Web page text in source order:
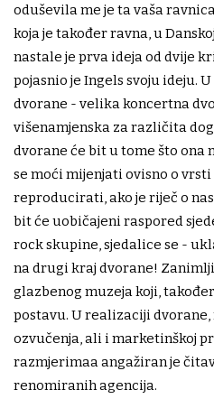
oduševila me je ta vaša
koja je također ravna, u
nastale je prva ideja od dvije
pojasnio je Ingels svoju ideju.
dvorane - velika koncertna
višenamjenska za različita
dvorane će bit u tome što ona
se moći mijenjati ovisno o vrsti
reproducirati, ako je riječ o
bit će uobičajeni raspored
rock skupine, sjedalice se -
na drugi kraj dvorane!
glazbenog muzeja koji,
postavu. U realizaciji
ozvučenja, ali i marketinškoj
razmjerimaa angažiran je
renomiranih agencija.